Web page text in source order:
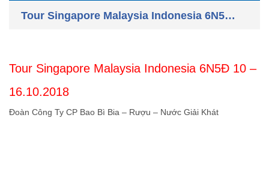
Tour Singapore Malaysia Indonesia 6N5Đ 10 – 16.10.2018
Tour Singapore Malaysia Indonesia 6N5Đ 10 –
16.10.2018
Đoàn Công Ty CP Bao Bì Bia – Rượu – Nước Giải Khát